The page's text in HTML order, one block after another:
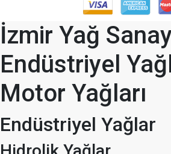
İzmir Yağ
Endüstriyel
Motor Yağları
Endüstriyel Yağlar